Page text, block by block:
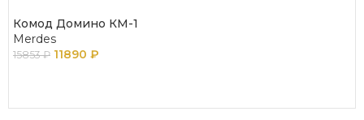
Комод Домино КМ-1
Merdes
15853₽ 11890 ₽